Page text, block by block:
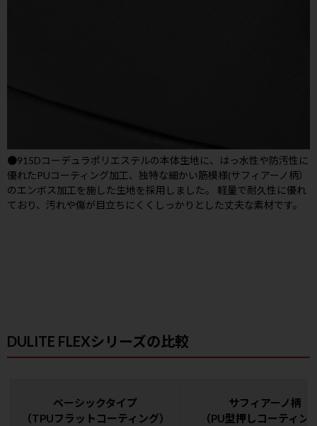
●915Dコーデュラポリエステルの本体生地に、はっ水性や防汚性に
優れたPUコーティング加工、独特な細かい筋模様(サフィアーノ柄）
のエンボス加工を施した生地を採用しました。 軽量で耐久性に優れ
ており、汚れや傷が目立ちにくくしっかりとした丈夫な素材です。
DULITE FLEXシリーズの比較
ベーシックタイプ
（TPUフラットコーティング）
サフィアーノ柄
（PU型押しコーティン